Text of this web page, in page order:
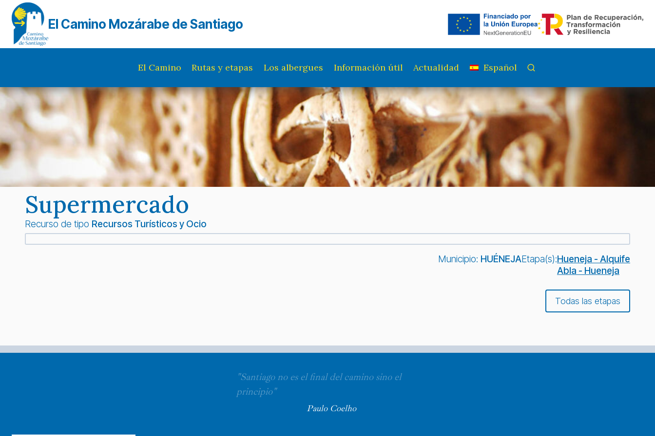
Saltar
contenido
El Camino Mozárabe de Santiago
El Camino Rutas y etapas Los albergues Información útil Actualidad Español
Supermercado
Recurso de tipo Recursos Turísticos y Ocio
Municipio: HUÉNEJAEtapa(s):Hueneja - Alquife
Abla - Hueneja
Todas las etapas
"Santiago no es el final del camino sino el
principio"
Paulo Coelho